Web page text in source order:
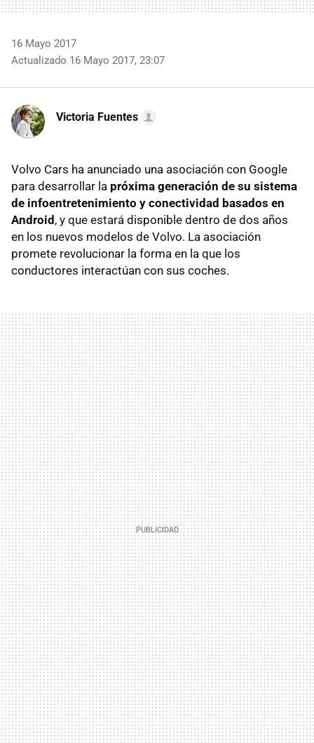
16 Mayo 2017
Actualizado 16 Mayo 2017, 23:07
Victoria Fuentes
Volvo Cars ha anunciado una asociación con Google
para desarrollar la próxima generación de su sistema
de infoentretenimiento y conectividad basados en
Android, y que estará disponible dentro de dos años
en los nuevos modelos de Volvo. La asociación
promete revolucionar la forma en la que los
conductores interactúan con sus coches.